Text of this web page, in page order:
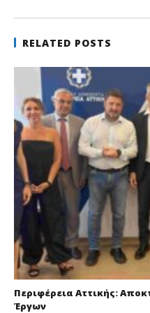
RELATED POSTS
Περιφέρεια Αττικής:
Έργων